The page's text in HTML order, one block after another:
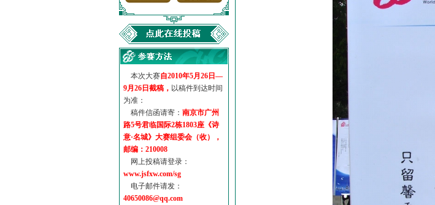
本次大赛自2010年5月26日—
9月26日截稿， 以稿件到达时间
为准：
稿件信函请寄： 南京市广州
路5号君临国际2栋1803座《诗
意·名城》大赛组委会（收），
邮编：210008
网上投稿请登录：
www.jsfxw.com/sg
电子邮件请发：
40650086@qq.com